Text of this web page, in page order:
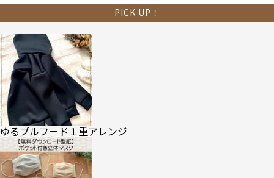
PICK UP！
ゆるプルフード１重アレンジ